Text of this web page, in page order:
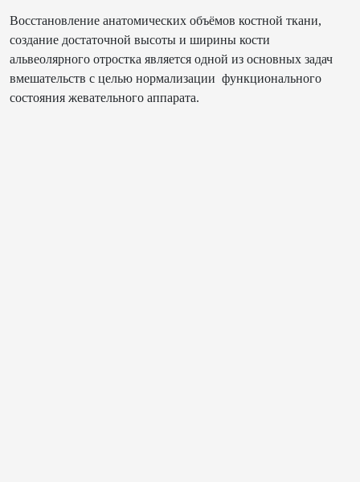
Восстановление анатомических объёмов костной ткани,
создание достаточной высоты и ширины кости
альвеолярного отростка является одной из основных задач
вмешательств с целью нормализации функционального
состояния жевательного аппарата.